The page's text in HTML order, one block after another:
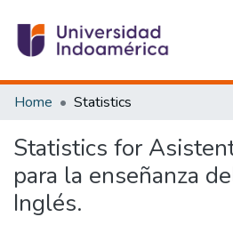
Communities & Collections
Estadísticas Externas
Home Statistics
Statistics for
para la enseñanza
Inglés.